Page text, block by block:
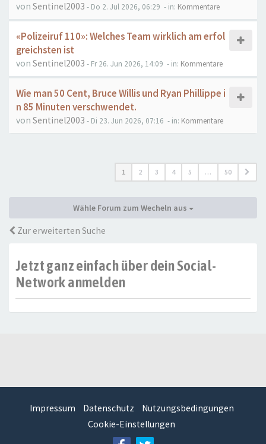
von Sentinel2003 - Do 2. Jul 2026, 06:29 - in: Kommentare
«Polizeiruf 110»: Welches Team wirklich am erfol
greichsten ist
von Sentinel2003 - Fr 26. Jun 2026, 14:09 - in: Kommentare
Wie man 50 Cent, Bruce Willis und Ryan Phillippe i
n 85 Minuten verschwendet.
von Sentinel2003 - Di 23. Jun 2026, 07:16 - in: Kommentare
1 2 3 4 5 … 50
Wähle Forum zum Wecheln aus
Zur erweiterten Suche
Jetzt ganz einfach über dein Social-
Network anmelden
Impressum Datenschutz
Nutzungsbedingungen
Cookie-Einstellungen